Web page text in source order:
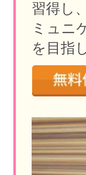
習得し
ミュニ
を目指